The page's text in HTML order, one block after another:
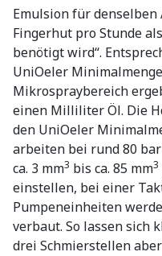
Emulsion für
Fingerhut pro Stunde
benötigt wird“.
UniOeler
Mikrospraybereich
einen Milliliter Öl. Die
den UniOeler
arbeiten bei rund 80
ca. 3 mm3 bis ca. 85 mm3
einstellen, bei einer
Pumpeneinheiten
verbaut. So lassen sich
drei Schmierstellen